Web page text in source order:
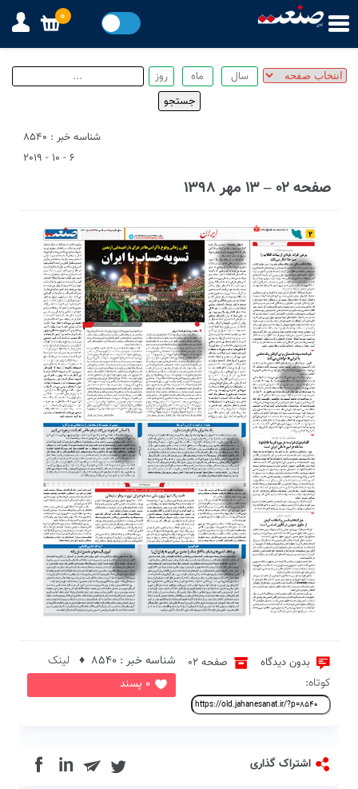
شناسه خبر : 8540
6 - 10 - 2019
صفحه ۰۲ – ۱۳ مهر ۱۳۹۸
1
2
3
4
5
6
7
8
9
بدون دیدگاه صفحه 02
0 پسند
شناسه خبر : 8540 ♦
لینک
کوتاه:
اشتراک گذاری in
0